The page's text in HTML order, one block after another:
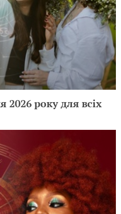
2026 року для всіх